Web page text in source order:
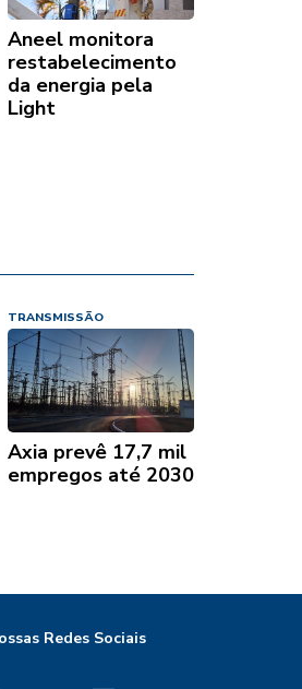
Aneel monitora
restabelecimento
da energia pela
Light
TRANSMISSÃO
Axia prevê 17,7 mil
empregos até 2030
Redes Sociais